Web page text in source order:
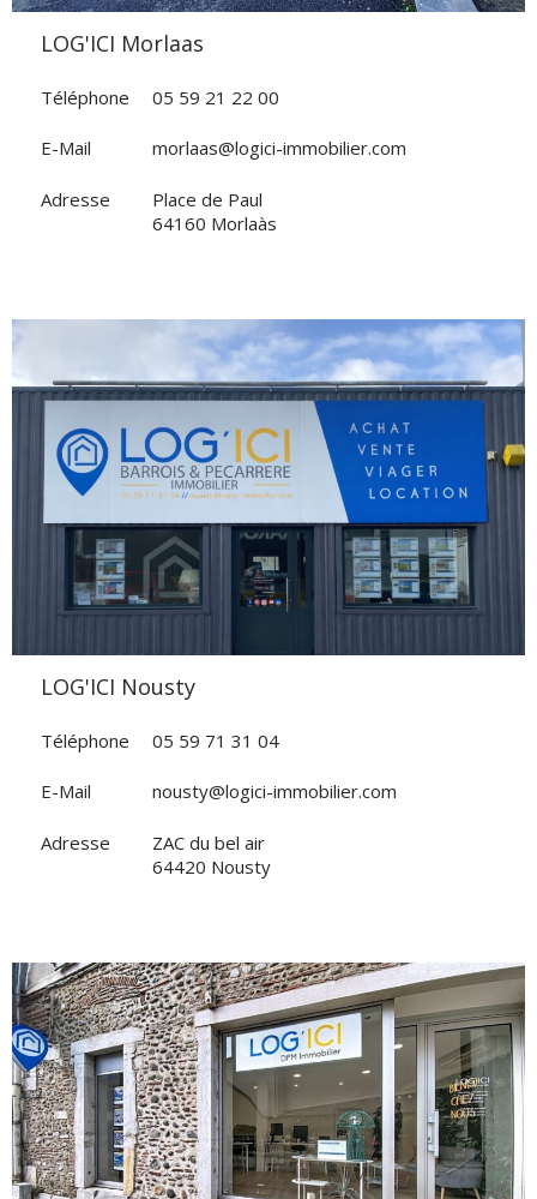
LOG'ICI Morlaas
Téléphone 05 59 21 22 00
E-Mail morlaas@logici-immobilier.com
Adresse
Place de Paul
64160 Morlaàs
VOIR L'AGENCE
LOG'ICI Nousty
Téléphone 05 59 71 31 04
E-Mail nousty@logici-immobilier.com
Adresse
ZAC du bel air
64420 Nousty
VOIR L'AGENCE